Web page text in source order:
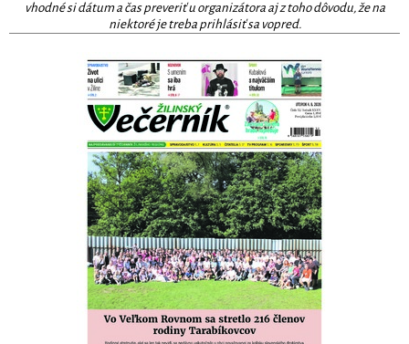
vhodné si dátum a čas preveriť u organizátora aj z toho dôvodu, že na
niektoré je treba prihlásiť sa vopred.